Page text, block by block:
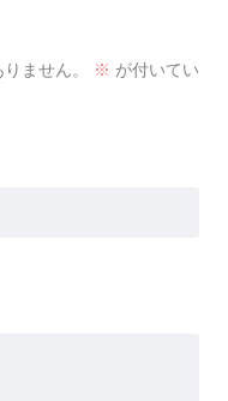
ません。 ※ が付いてい